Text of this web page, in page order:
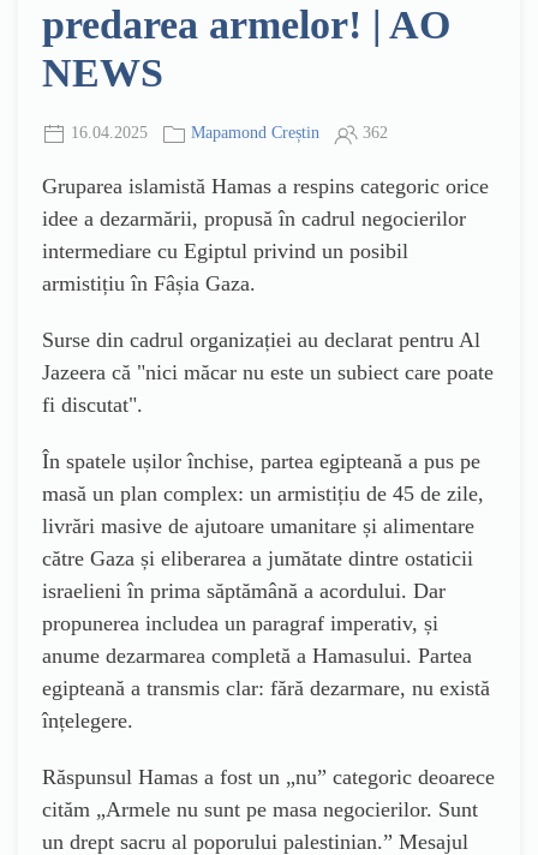
predarea armelor! | AO
NEWS
16.04.2025 Mapamond Creștin 362
Gruparea islamistă Hamas a respins categoric orice
idee a dezarmării, propusă în cadrul negocierilor
intermediare cu Egiptul privind un posibil
armistițiu în Fâșia Gaza.
Surse din cadrul organizației au declarat pentru Al
Jazeera că "nici măcar nu este un subiect care poate
fi discutat".
În spatele ușilor închise, partea egipteană a pus pe
masă un plan complex: un armistițiu de 45 de zile,
livrări masive de ajutoare umanitare și alimentare
către Gaza și eliberarea a jumătate dintre ostaticii
israelieni în prima săptămână a acordului. Dar
propunerea includea un paragraf imperativ, și
anume dezarmarea completă a Hamasului. Partea
egipteană a transmis clar: fără dezarmare, nu există
înțelegere.
Răspunsul Hamas a fost un „nu” categoric deoarece
cităm „Armele nu sunt pe masa negocierilor. Sunt
un drept sacru al poporului palestinian.” Mesajul